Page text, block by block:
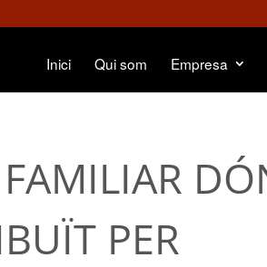
Inici Qui som Empresa
PER